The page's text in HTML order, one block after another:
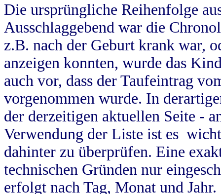
Die ursprüngliche Reihenfolge
Ausschlaggebend war die
z.B. nach der Geburt krank war,
anzeigen konnten, wurde das
auch vor, dass der Taufeintrag
vorgenommen wurde. In
der derzeitigen aktuellen Seite -
Verwendung der Liste ist es
dahinter zu überprüfen. Eine
technischen Gründen nur
erfolgt nach Tag, Monat und Jahr.